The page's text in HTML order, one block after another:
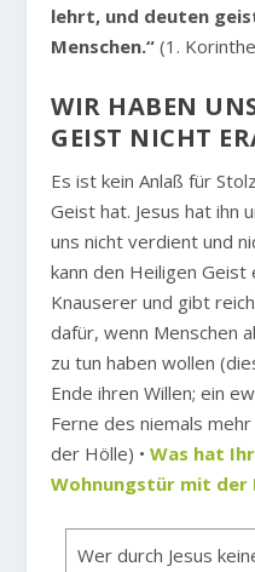
lehrt, und deuten
Menschen.“ (1.
WIR HABEN
GEIST NICHT
Es ist kein Anlaß für
Geist hat. Jesus hat ihn
uns nicht verdient und
kann den Heiligen
Knauserer und gibt
dafür, wenn Menschen
zu tun haben wollen
Ende ihren Willen; ein
Ferne des niemals
der Hölle) •Was hat
Wohnungstür mit der
Wer durch Jesus